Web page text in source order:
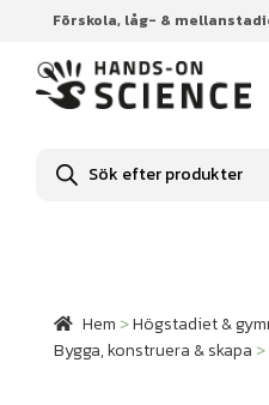
Förskola, låg- &
Produktsökning
Hem Högstadiet &
konstruera & skapa
Trälim
Hem >Högstadiet &
Bygga, konstruera & skapa >